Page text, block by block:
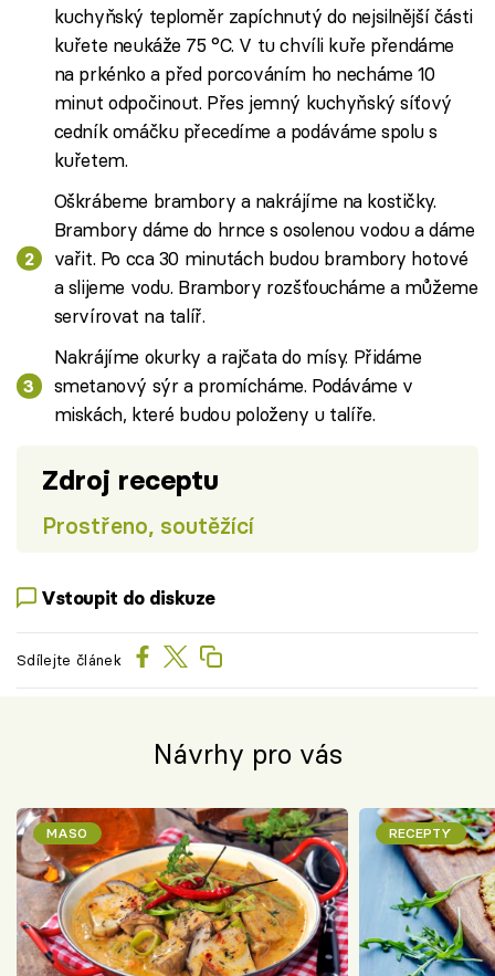
kuchyňský teploměr zapíchnutý do nejsilnější části
kuřete neukáže 75 °C. V tu chvíli kuře přendáme
na prkénko a před porcováním ho necháme 10
minut odpočinout. Přes jemný kuchyňský síťový
cedník omáčku přecedíme a podáváme spolu s
kuřetem.
Oškrábeme brambory a nakrájíme na kostičky.
Brambory dáme do hrnce s osolenou vodou a dáme
vařit. Po cca 30 minutách budou brambory hotové
a slijeme vodu. Brambory rozšťoucháme a můžeme
servírovat na talíř.
Nakrájíme okurky a rajčata do mísy. Přidáme
smetanový sýr a promícháme. Podáváme v
miskách, které budou položeny u talíře.
Zdroj receptu
Prostřeno, soutěžící
Vstoupit do diskuze
Sdílejte článek
Návrhy pro vás
MASO RECEPTY